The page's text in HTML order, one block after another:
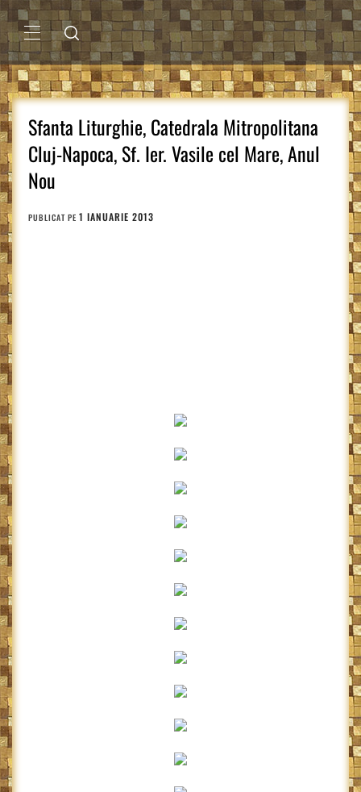
Sari
la
conținutMENIU
PRINCIPAL
Sfanta Liturghie, Catedrala Mitropolitana
Cluj-Napoca, Sf. Ier. Vasile cel Mare, Anul
Nou
PUBLICAT PE 1 IANUARIE 2013